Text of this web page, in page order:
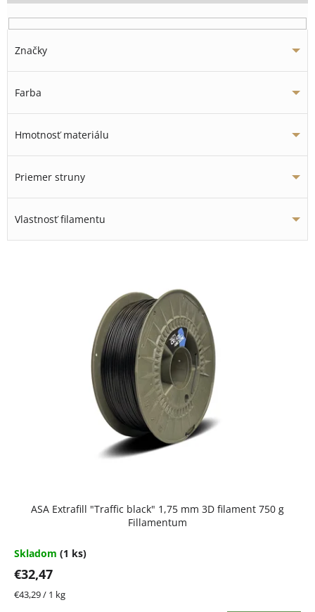
Značky
Farba
Hmotnosť materiálu
Priemer struny
Vlastnosť filamentu
ASA Extrafill "Traffic black" 1,75 mm 3D filament 750 g
Fillamentum
Skladom (1 ks)
€32,47
Jednotková
€43,29 / 1 kg